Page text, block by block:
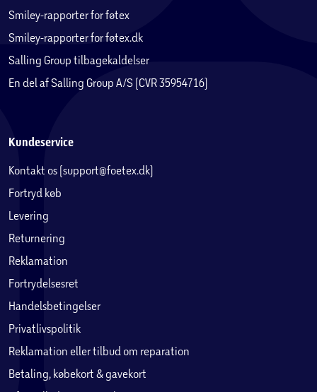
Smiley-rapporter for føtex
Smiley-rapporter for føtex.dk
Salling Group tilbagekaldelser
En del af Salling Group A/S (CVR 35954716)
Kundeservice
Kontakt os (support@foetex.dk)
Fortryd køb
Levering
Returnering
Reklamation
Fortrydelsesret
Handelsbetingelser
Privatlivspolitik
Reklamation eller tilbud om reparation
Betaling, købekort & gavekort